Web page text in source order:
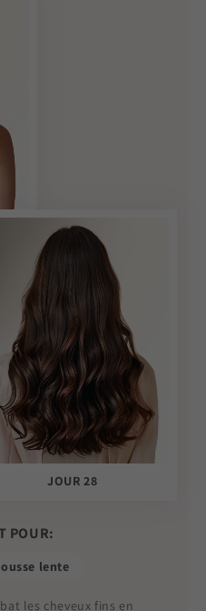
POUR:
lente
les cheveux fins en
JOUR 28